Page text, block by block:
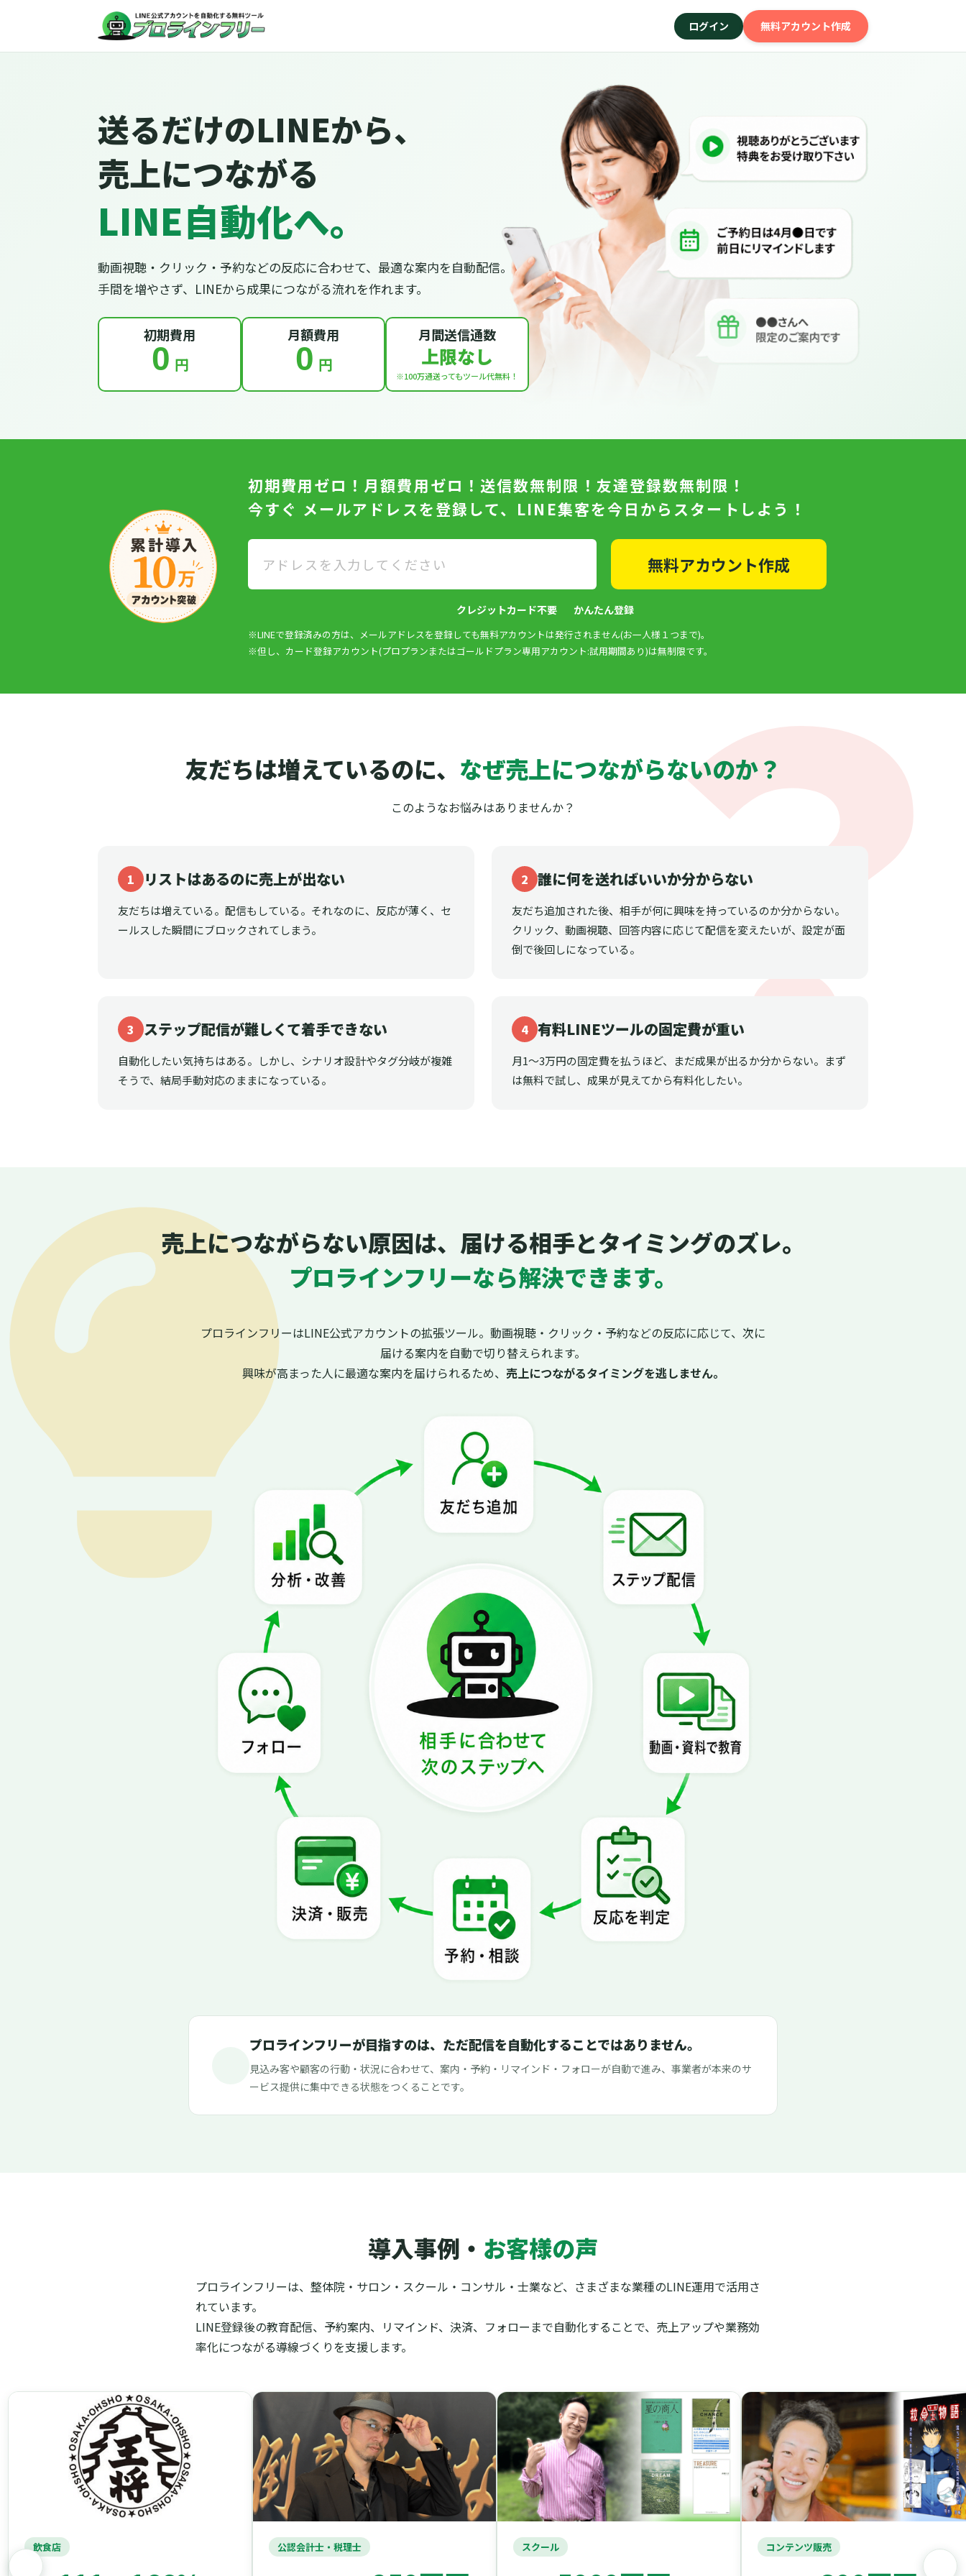
ログイン 無料アカウント作成
送るだけのLINEから、
売上につながる
LINE自動化へ。
動画視聴・クリック・予約などの反応に合わせて、最適な案内を自動配信。
手間を増やさず、LINEから成果につながる流れを作れます。
初期費用
0 円
月額費用
0 円
月間送信通数
上限なし
※100万通送ってもツール代無料！
初期費用ゼロ！月額費用ゼロ！送信数無制限！友達登録数無制限！
今すぐ メールアドレスを登録して、LINE集客を今日からスタートしよう！
無料アカウント作成
クレジットカード不要 かんたん登録
※LINEで登録済みの方は、メールアドレスを登録しても無料アカウントは発行されません(お一人様１つまで)。
※但し、カード登録アカウント(プロプランまたはゴールドプラン専用アカウント:試用期間あり)は無制限です。
友だちは増えているのに、 なぜ売上につながらないのか？
このようなお悩みはありませんか？
1 リストはあるのに売上が出ない
友だちは増えている。配信もしている。それなのに、反応が薄く、セ
ールスした瞬間にブロックされてしまう。
2 誰に何を送ればいいか分からない
友だち追加された後、相手が何に興味を持っているのか分からない。
クリック、動画視聴、回答内容に応じて配信を変えたいが、設定が面
倒で後回しになっている。
3 ステップ配信が難しくて着手できない
自動化したい気持ちはある。しかし、シナリオ設計やタグ分岐が複雑
そうで、結局手動対応のままになっている。
4 有料LINEツールの固定費が重い
月1〜3万円の固定費を払うほど、まだ成果が出るか分からない。まず
は無料で試し、成果が見えてから有料化したい。
売上につながらない原因は、届ける相手とタイミングのズレ。
プロラインフリーなら解決できます。
プロラインフリーはLINE公式アカウントの拡張ツール。動画視聴・クリック・予約などの反応に応じて、次に
届ける案内を自動で切り替えられます。
興味が高まった人に最適な案内を届けられるため、 売上につながるタイミングを逃しません。
プロラインフリーが目指すのは、ただ配信を自動化することではありません。
見込み客や顧客の行動・状況に合わせて、案内・予約・リマインド・フォローが自動で進み、事業者が本来のサ
ービス提供に集中できる状態をつくることです。
導入事例・ お客様の声
プロラインフリーは、整体院・サロン・スクール・コンサル・士業など、さまざまな業種のLINE運用で活用さ
れています。
LINE登録後の教育配信、予約案内、リマインド、決済、フォローまで自動化することで、売上アップや業務効
率化につながる導線づくりを支援します。
飲食店 公認会計士・税理士 スクール コンテンツ販売